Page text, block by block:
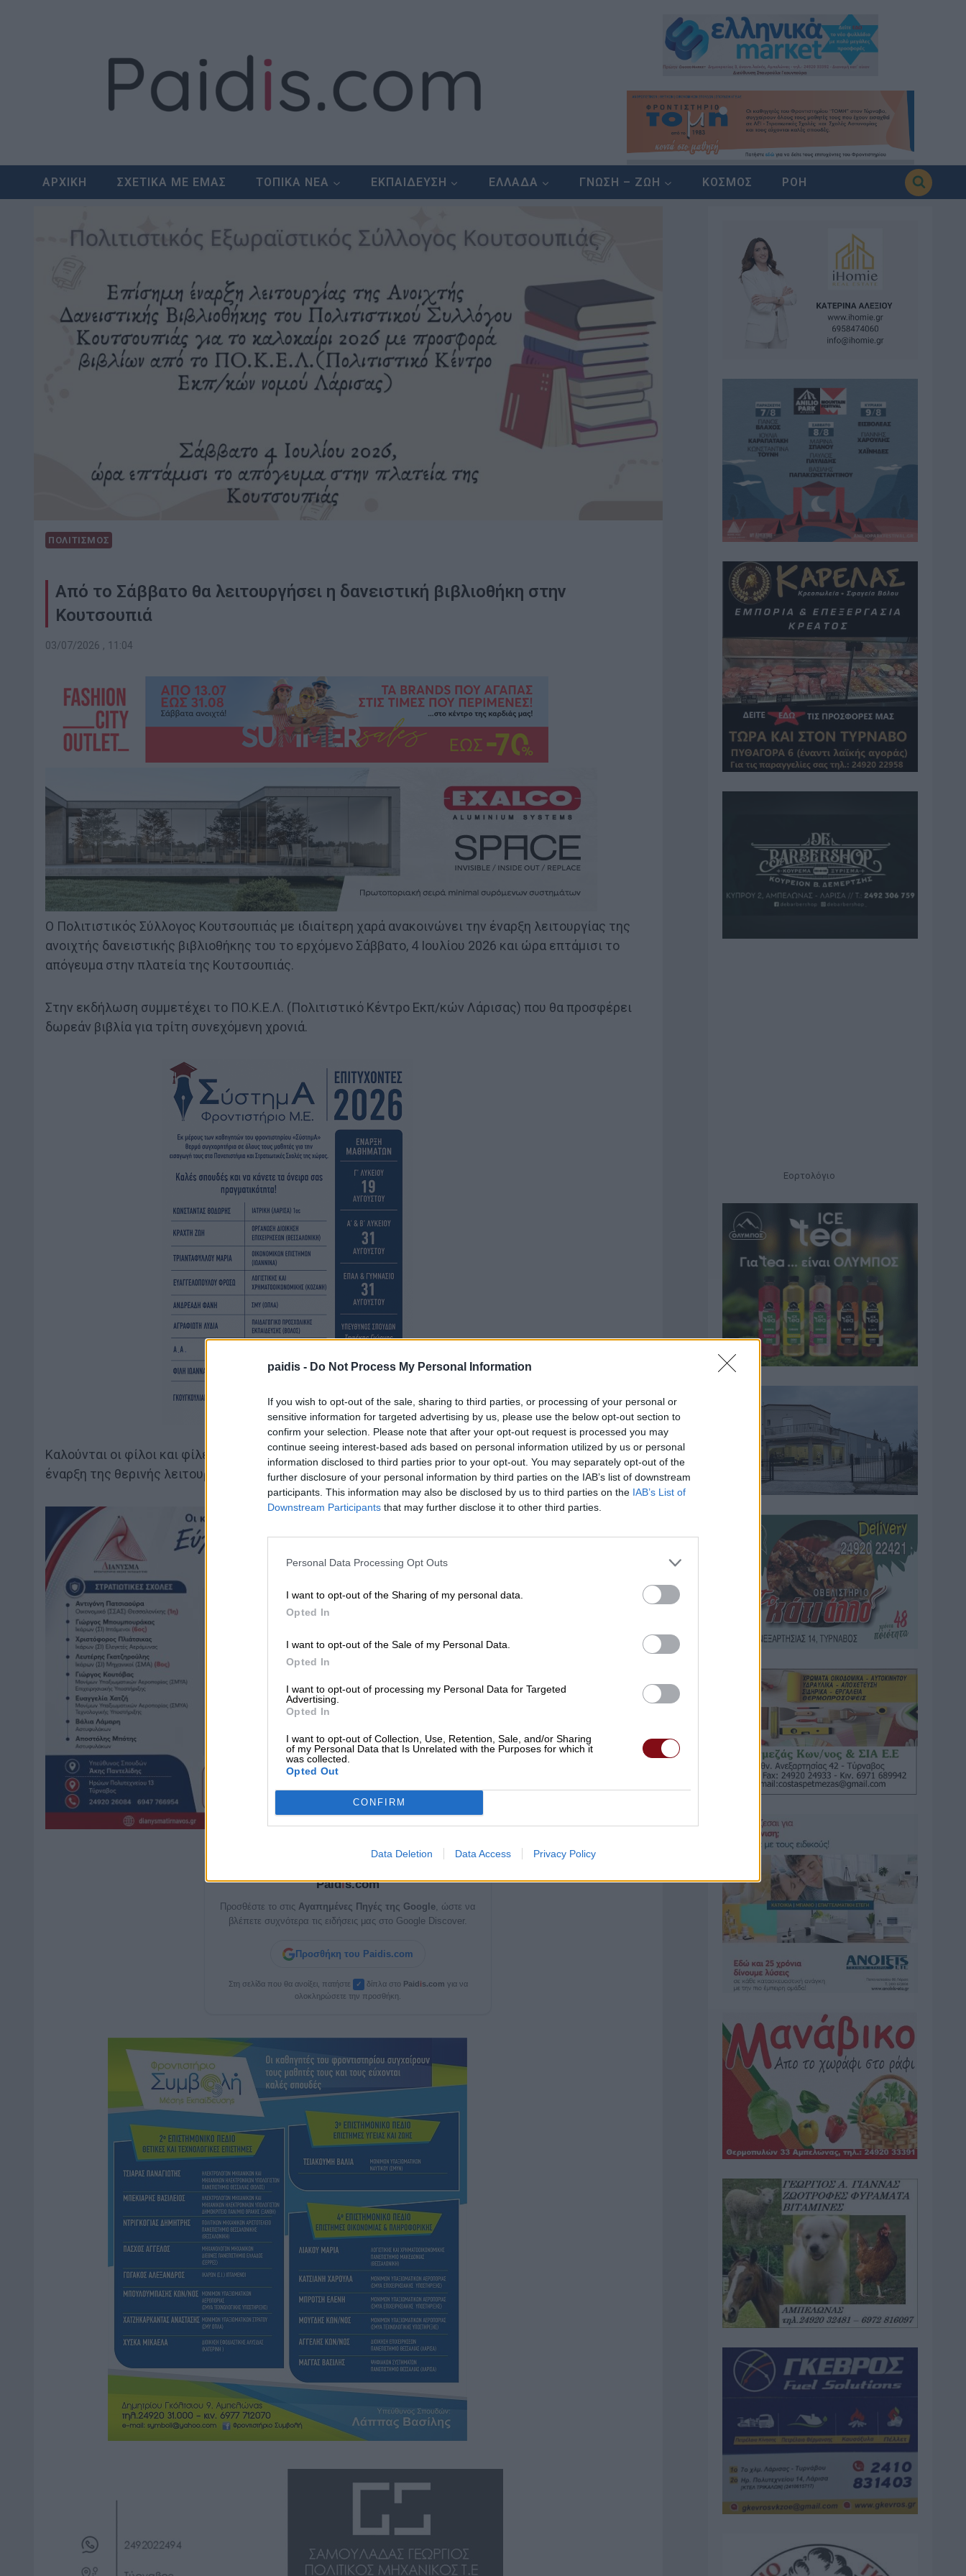
paidis - Do Not Process My Personal Information
If you wish to opt-out of the sale, sharing to third parties, or processing of your personal or
sensitive information for targeted advertising by us, please use the below opt-out section to
confirm your selection. Please note that after your opt-out request is processed you may
continue seeing interest-based ads based on personal information utilized by us or personal
information disclosed to third parties prior to your opt-out. You may separately opt-out of the
further disclosure of your personal information by third parties on the IAB’s list of downstream
participants. This information may also be disclosed by us to third parties on the IAB’s List of
Downstream Participants that may further disclose it to other third parties.
Personal Data Processing Opt Outs
I want to opt-out of the Sharing of my personal data.
Opted In
I want to opt-out of the Sale of my Personal Data.
Opted In
I want to opt-out of processing my Personal Data for Targeted
Advertising.
Opted In
I want to opt-out of Collection, Use, Retention, Sale, and/or Sharing
of my Personal Data that Is Unrelated with the Purposes for which it
was collected.
Opted Out
CONFIRM
Data Deletion Data Access Privacy Policy
ΑΡΧΙΚΗ ΣΧΕΤΙΚΑ ΜΕ ΕΜΑΣ ΤΟΠΙΚΑ ΝΕΑ ΕΚΠΑΙΔΕΥΣΗ ΕΛΛΑΔΑ ΓΝΩΣΗ – ΖΩΗ ΚΟΣΜΟΣ ΡΟΗ
ΠΟΛΙΤΙΣΜΟΣ
Από το Σάββατο θα λειτουργήσει η δανειστική βιβλιοθήκη στην
Κουτσουπιά
03/07/2026 , 11:04
Ο Πολιτιστικός Σύλλογος Κουτσουπιάς με ιδιαίτερη χαρά ανακοινώνει την έναρξη λειτουργίας της
ανοιχτής δανειστικής βιβλιοθήκης του το ερχόμενο Σάββατο, 4 Ιουλίου 2026 και ώρα επτάμισι το
απόγευμα στην πλατεία της Κουτσουπιάς.
Στην εκδήλωση συμμετέχει το ΠΟ.Κ.Ε.Λ. (Πολιτιστικό Κέντρο Εκπ/κών Λάρισας) που θα προσφέρει
δωρεάν βιβλία για τρίτη συνεχόμενη χρονιά.
Καλούνται οι φίλοι και φίλες του συλλόγου να παραστούν και να τιμήσουν με την παρουσία τους την
έναρξη της θερινής λειτουργίας της ανοιχτής δανειστικής βιβλιοθήκης.
Paidis.com
Προσθέστε το στις Αγαπημένες Πηγές της Google, ώστε να
βλέπετε συχνότερα τις ειδήσεις μας στο Google Discover.
Προσθήκη του Paidis.com
Στη σελίδα που θα ανοίξει, πατήστε ✓ δίπλα στο Paidis.com για να
ολοκληρώσετε την προσθήκη.
Εορτολόγιο